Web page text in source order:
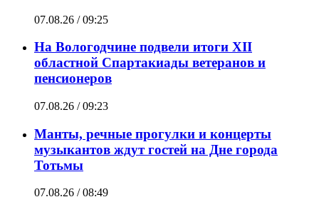
07.08.26 / 09:25
На Вологодчине подвели итоги XII
областной Спартакиады ветеранов и
пенсионеров
07.08.26 / 09:23
Манты, речные прогулки и концерты
музыкантов ждут гостей на Дне города
Тотьмы
07.08.26 / 08:49